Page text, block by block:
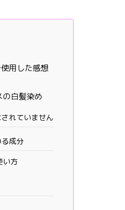
用した感想
白髪染め
れていません
成分
い方